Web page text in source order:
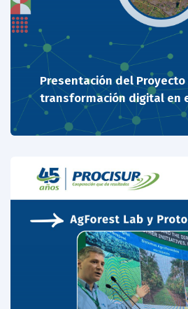
Presentación del Proyecto
transformación digital en